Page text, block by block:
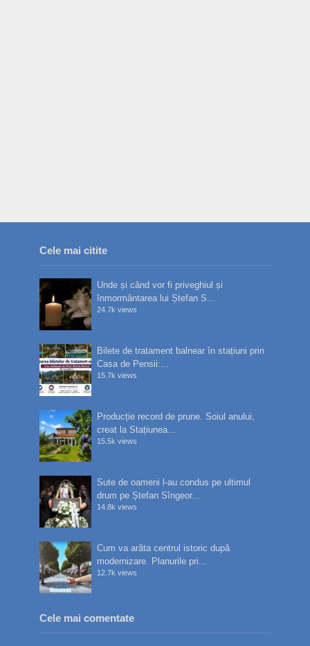
Cele mai citite
Unde și când vor fi priveghiul și
înmormântarea lui Ștefan S...
24.7k views
Bilete de tratament balnear în stațiuni prin
Casa de Pensii:...
15.7k views
Producție record de prune. Soiul anului,
creat la Stațiunea...
15.5k views
Sute de oameni l-au condus pe ultimul
drum pe Ștefan Sîngeor...
14.8k views
Cum va arăta centrul istoric după
modernizare. Planurile pri...
12.7k views
Cele mai comentate